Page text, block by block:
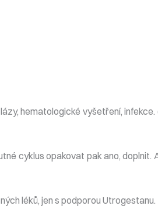
hematologické vyšetření,
cyklus opakovat pak ano,
léků, jen s podporou Utrogestanu.